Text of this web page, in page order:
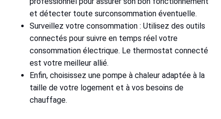
et détecter toute surconsommation éventuelle.
Surveillez votre consommation : Utilisez des outils
connectés pour suivre en temps réel votre
consommation électrique. Le thermostat connecté
est votre meilleur allié.
Enfin, choisissez une pompe à chaleur adaptée à la
taille de votre logement et à vos besoins de
chauffage.